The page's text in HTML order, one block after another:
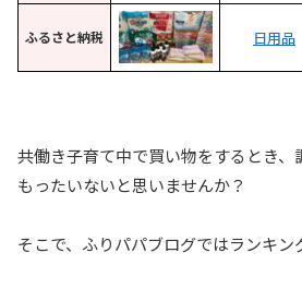
ふるさと納税 日用品
共働き子育て中で買い物をするとき、
もったいないと思いませんか？
そこで、ふりパパブログではランキン